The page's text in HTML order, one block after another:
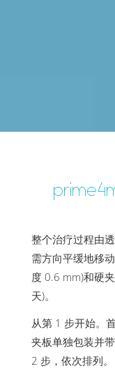
整个治疗过程由
需方向平缓地移
度 0.6 mm)和硬
天)。
从第 1 步开始。
夹板单独包装并
2 步，依次排列。